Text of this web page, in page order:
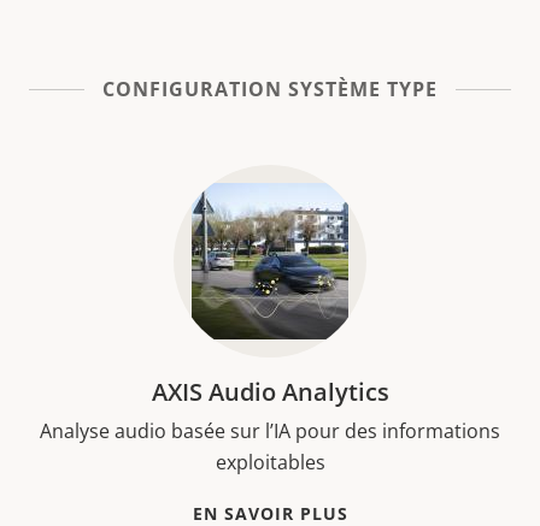
CONFIGURATION SYSTÈME TYPE
AXIS Audio Analytics
Analyse audio basée sur l’IA pour des informations
exploitables
EN SAVOIR PLUS